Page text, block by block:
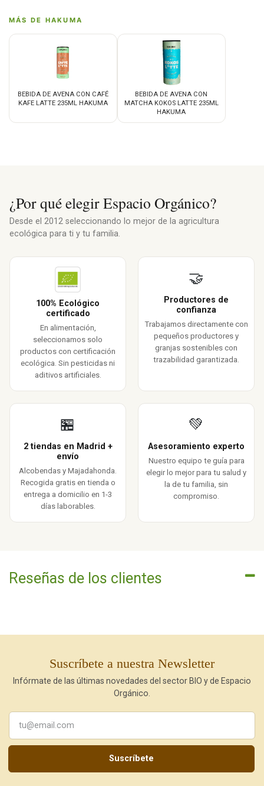
MÁS DE HAKUMA
BEBIDA DE AVENA CON CAFÉ
KAFE LATTE 235ML HAKUMA
BEBIDA DE AVENA CON
MATCHA KOKOS LATTE 235ML
HAKUMA
¿Por qué elegir Espacio Orgánico?
Desde el 2012 seleccionando lo mejor de la agricultura
ecológica para ti y tu familia.
100% Ecológico
certificado
En alimentación,
seleccionamos solo
productos con certificación
ecológica. Sin pesticidas ni
aditivos artificiales.
🤝
Productores de
confianza
Trabajamos directamente con
pequeños productores y
granjas sostenibles con
trazabilidad garantizada.
🏪
2 tiendas en Madrid +
envío
Alcobendas y Majadahonda.
Recogida gratis en tienda o
entrega a domicilio en 1-3
días laborables.
💚
Asesoramiento experto
Nuestro equipo te guía para
elegir lo mejor para tu salud y
la de tu familia, sin
compromiso.
Reseñas de los clientes
Suscríbete a nuestra Newsletter
Infórmate de las últimas novedades del sector BIO y de Espacio
Orgánico.
Suscríbete